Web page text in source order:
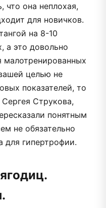
что она неплохая,
для новичков.
на 8-10
а это довольно
малотренированных
целью не
показателей, то
Сергея Струкова,
понятным
не обязательно
для гипертрофии.